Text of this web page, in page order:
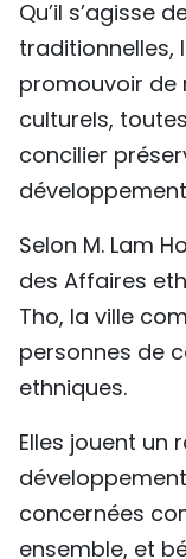
Qu’il s’agisse
traditionnelles,
promouvoir de
culturels,
concilier
Selon M. Lam
des Affaires
Tho, la ville
personnes de
ethniques.
Elles jouent un
concernées
ensemble, et